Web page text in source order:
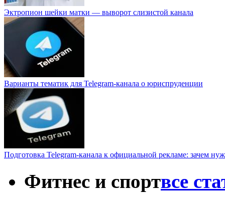
Эктропион шейки матки — выворот слизистой канала
Варианты тематик для Telegram-канала о юриспруденции
Подготовка Telegram-канала к официальной рекламе: зачем
Фитнес и спортвсе